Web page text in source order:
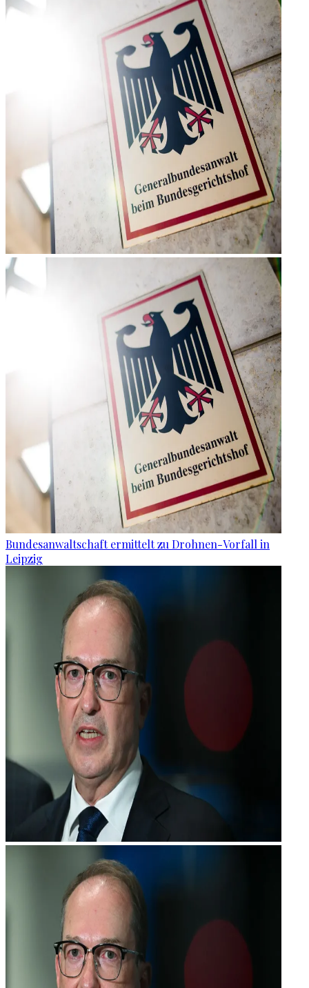
Bundesanwaltschaft ermittelt zu Drohnen-Vorfall in
Leipzig